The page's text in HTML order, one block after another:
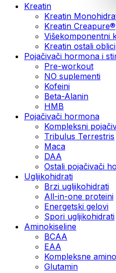
Kreatin
Kreatin
Kreatin Creapure®
Višekomponentni
Kreatin ostali oblici
Pojačivači hormona i
Pre-workout
NO suplementi
Kofeini
Beta-Alanin
HMB
Pojačivači hormona
Kompleksni
Tribulus Terrestris
Maca
DAA
Ostali pojačivači
Ugljikohidrati
Brzi ugljikohidrati
All-in-one proteini
Energetski gelovi
Spori ugljikohidrati
Aminokiseline
BCAA
EAA
Kompleksne
Glutamin